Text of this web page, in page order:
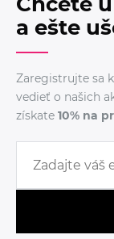
a ešte
Zaregistrujte sa
vedieť o našich
získate 10% na